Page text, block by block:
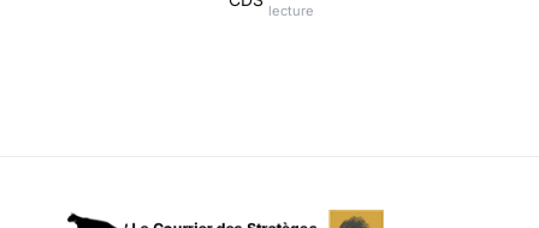
non-binaires ». Quelles leçons
lecture